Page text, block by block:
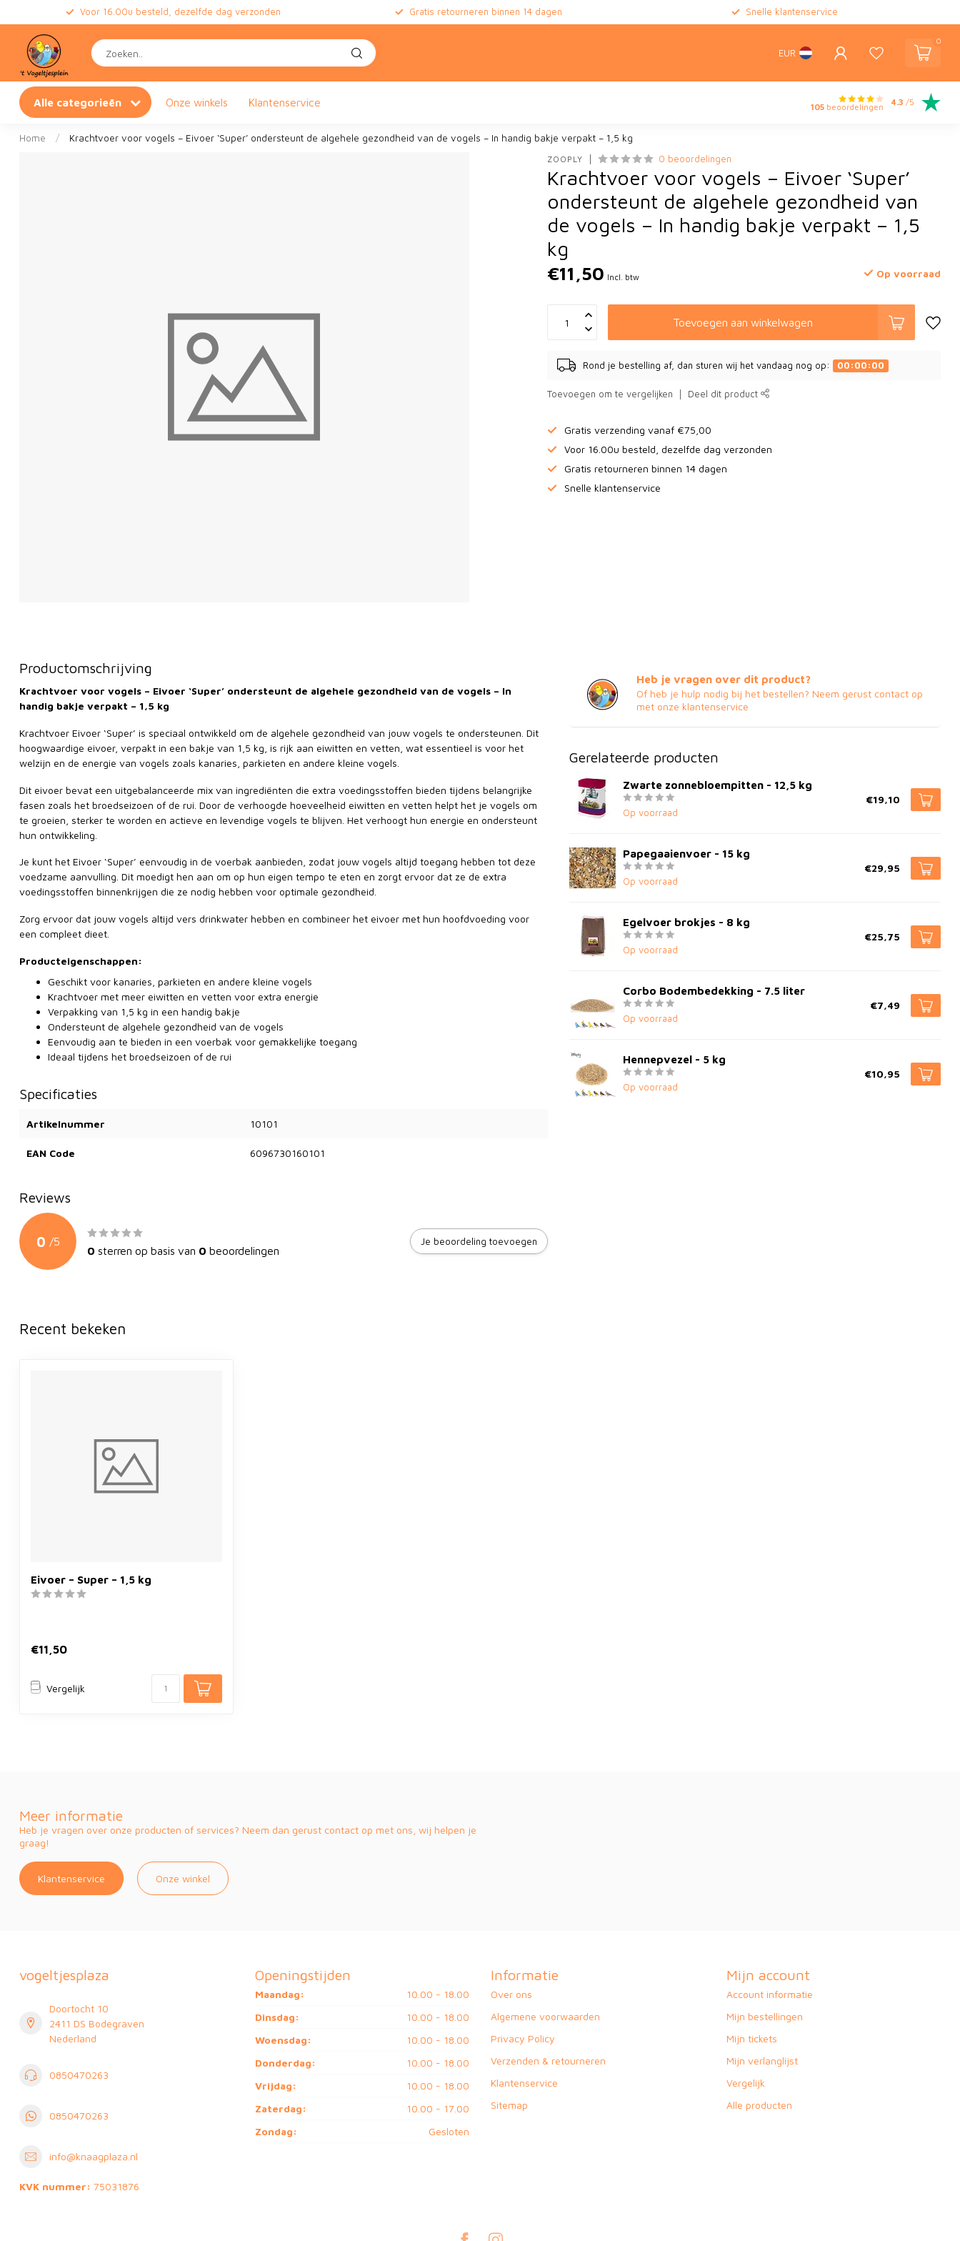
Voor 16.00u besteld, dezelfde dag verzonden Gratis retourneren binnen 14 dagen Snelle klantenservice
EUR
0
Alle categorieën Onze winkels Klantenservice 105beoordelingen
4.3 /5
Home / Krachtvoer voor vogels – Eivoer ‘Super’ ondersteunt de algehele gezondheid van de vogels – In handig bakje verpakt – 1,5 kg
ZOOPLY 0 beoordelingen
Krachtvoer voor vogels – Eivoer ‘Super’
ondersteunt de algehele gezondheid van
de vogels – In handig bakje verpakt – 1,5
kg
€11,50 Incl. btw Op voorraad
Toevoegen aan winkelwagen
Rond je bestelling af, dan sturen wij het vandaag nog op: 00:00:00
Toevoegen om te vergelijken Deel dit product
Gratis verzending vanaf €75,00
Voor 16.00u besteld, dezelfde dag verzonden
Gratis retourneren binnen 14 dagen
Snelle klantenservice
Productomschrijving
Krachtvoer voor vogels – Eivoer ‘Super’ ondersteunt de algehele gezondheid van de vogels – In
handig bakje verpakt – 1,5 kg
Krachtvoer Eivoer ‘Super’ is speciaal ontwikkeld om de algehele gezondheid van jouw vogels te ondersteunen. Dit
hoogwaardige eivoer, verpakt in een bakje van 1,5 kg, is rijk aan eiwitten en vetten, wat essentieel is voor het
welzijn en de energie van vogels zoals kanaries, parkieten en andere kleine vogels.
Dit eivoer bevat een uitgebalanceerde mix van ingrediënten die extra voedingsstoffen bieden tijdens belangrijke
fasen zoals het broedseizoen of de rui. Door de verhoogde hoeveelheid eiwitten en vetten helpt het je vogels om
te groeien, sterker te worden en actieve en levendige vogels te blijven. Het verhoogt hun energie en ondersteunt
hun ontwikkeling.
Je kunt het Eivoer ‘Super’ eenvoudig in de voerbak aanbieden, zodat jouw vogels altijd toegang hebben tot deze
voedzame aanvulling. Dit moedigt hen aan om op hun eigen tempo te eten en zorgt ervoor dat ze de extra
voedingsstoffen binnenkrijgen die ze nodig hebben voor optimale gezondheid.
Zorg ervoor dat jouw vogels altijd vers drinkwater hebben en combineer het eivoer met hun hoofdvoeding voor
een compleet dieet.
Producteigenschappen:
Geschikt voor kanaries, parkieten en andere kleine vogels
Krachtvoer met meer eiwitten en vetten voor extra energie
Verpakking van 1,5 kg in een handig bakje
Ondersteunt de algehele gezondheid van de vogels
Eenvoudig aan te bieden in een voerbak voor gemakkelijke toegang
Ideaal tijdens het broedseizoen of de rui
Specificaties
Artikelnummer 10101
EAN Code 6096730160101
Reviews
0 /5
0 sterren op basis van 0 beoordelingen
Je beoordeling toevoegen
Heb je vragen over dit product?
Of heb je hulp nodig bij het bestellen? Neem gerust contact op
met onze klantenservice
Gerelateerde producten
Zwarte zonnebloempitten - 12,5 kg
Op voorraad
€19,10
Papegaaienvoer - 15 kg
Op voorraad
€29,95
Egelvoer brokjes - 8 kg
Op voorraad
€25,75
Corbo Bodembedekking - 7.5 liter
Op voorraad
€7,49
Hennepvezel - 5 kg
Op voorraad
€10,95
Recent bekeken
Eivoer – Super – 1,5 kg
€11,50
Vergelijk
Meer informatie
Heb je vragen over onze producten of services? Neem dan gerust contact op met ons, wij helpen je
graag!
Klantenservice Onze winkel
vogeltjesplaza
Doortocht 10
2411 DS Bodegraven
Nederland
0850470263
0850470263
info@knaagplaza.nl
KVK nummer: 75031876
Openingstijden
Maandag:
10.00 - 18.00
Dinsdag:
10.00 - 18.00
Woensdag:
10.00 - 18.00
Donderdag:
10.00 - 18.00
Vrijdag:
10.00 - 18.00
Zaterdag:
10.00 - 17.00
Zondag:
Gesloten
Informatie
Over ons
Algemene voorwaarden
Privacy Policy
Verzenden & retourneren
Klantenservice
Sitemap
Mijn account
Account informatie
Mijn bestellingen
Mijn tickets
Mijn verlanglijst
Vergelijk
Alle producten